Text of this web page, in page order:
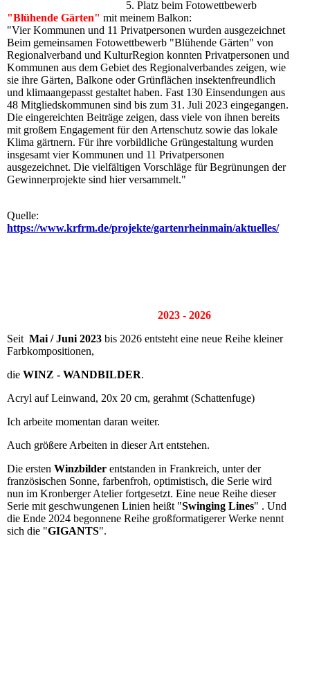
5. Platz beim Fotowettbewerb
"Blühende Gärten" mit meinem Balkon:
"Vier Kommunen und 11 Privatpersonen wurden ausgezeichnet
Beim gemeinsamen Fotowettbewerb "Blühende Gärten" von
Regionalverband und KulturRegion konnten Privatpersonen und
Kommunen aus dem Gebiet des Regionalverbandes zeigen, wie
sie ihre Gärten, Balkone oder Grünflächen insektenfreundlich
und klimaangepasst gestaltet haben. Fast 130 Einsendungen aus
48 Mitgliedskommunen sind bis zum 31. Juli 2023 eingegangen.
Die eingereichten Beiträge zeigen, dass viele von ihnen bereits
mit großem Engagement für den Artenschutz sowie das lokale
Klima gärtnern. Für ihre vorbildliche Grüngestaltung wurden
insgesamt vier Kommunen und 11 Privatpersonen
ausgezeichnet. Die vielfältigen Vorschläge für Begrünungen der
Gewinnerprojekte sind hier versammelt."
Quelle:
https://www.krfrm.de/projekte/gartenrheinmain/aktuelles/
2023 - 2026
Seit Mai / Juni 2023 bis 2026 entsteht eine neue Reihe kleiner
Farbkompositionen,
die WINZ - WANDBILDER.
Acryl auf Leinwand, 20x 20 cm, gerahmt (Schattenfuge)
Ich arbeite momentan daran weiter.
Auch größere Arbeiten in dieser Art entstehen.
Die ersten Winzbilder entstanden in Frankreich, unter der
französischen Sonne, farbenfroh, optimistisch, die Serie wird
nun im Kronberger Atelier fortgesetzt. Eine neue Reihe dieser
Serie mit geschwungenen Linien heißt "Swinging Lines" . Und
die Ende 2024 begonnene Reihe großformatigerer Werke nennt
sich die "GIGANTS".